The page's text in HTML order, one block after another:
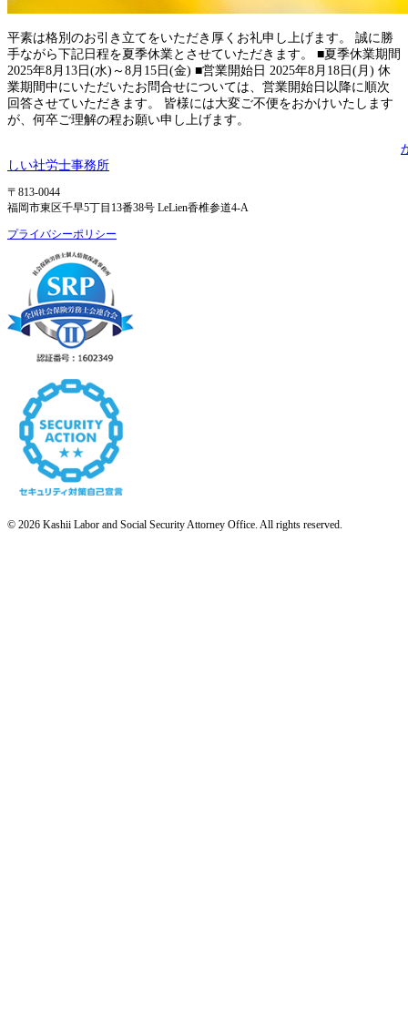
平素は格別のお引き立てをいただき厚くお礼申し上げます。 誠に勝
手ながら下記日程を夏季休業とさせていただきます。 ■夏季休業期間
2025年8月13日(水)～8月15日(金) ■営業開始日 2025年8月18日(月) 休
業期間中にいただいたお問合せについては、営業開始日以降に順次
回答させていただきます。 皆様には大変ご不便をおかけいたします
が、何卒ご理解の程お願い申し上げます。
しい社労士事務所
〒813-0044
福岡市東区千早5丁目13番38号 LeLien香椎参道4-A
プライバシーポリシー
© 2026 Kashii Labor and Social Security Attorney Office. All rights reserved.